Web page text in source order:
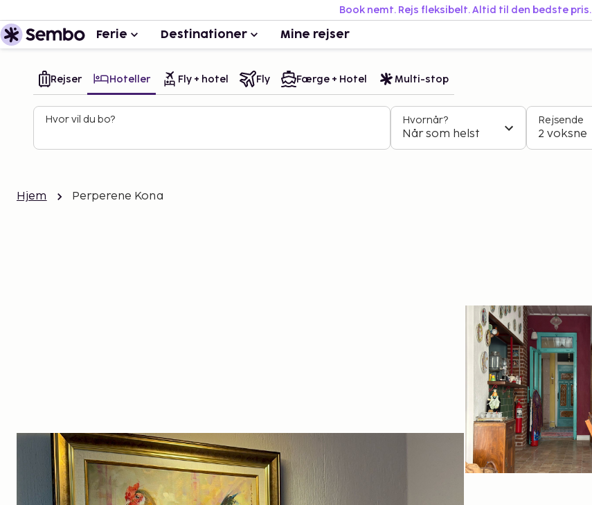
Book nemt. Rejs fleksibelt. Altid til den bedste pris.
Ferie Destinationer Mine rejser
Rejser Hoteller Fly + hotel Fly Færge + Hotel Multi-stop
Hvor vil du bo? Hvornår?
Når som helst
Rejsende
2 voksne
Hjem Perperene Kona